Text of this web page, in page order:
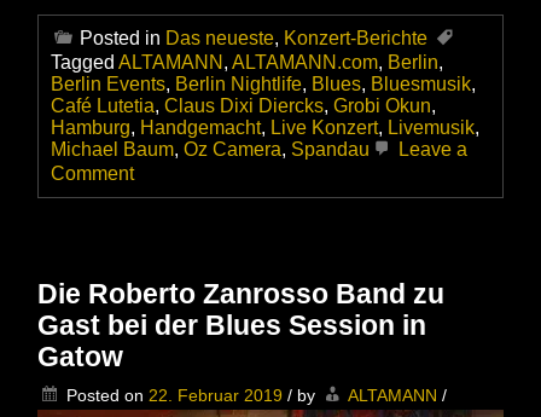
Posted in Das neueste, Konzert-Berichte
Tagged ALTAMANN , ALTAMANN.com, Berlin,
Berlin Events, Berlin Nightlife, Blues, Bluesmusik,
Café Lutetia, Claus Dixi Diercks, Grobi Okun,
Hamburg, Handgemacht, Live Konzert, Livemusik,
Michael Baum, Oz Camera, Spandau
Leave a
Commenton
Claus
Friends
im
Café
Spandau
Die Roberto Zanrosso Band zu
Gast bei der Blues Session in
Gatow
Posted on 22. Februar 2019 / by ALTAMANN /